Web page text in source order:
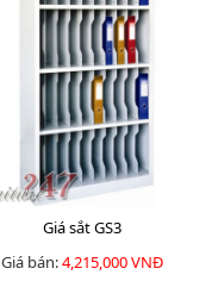
Giá sắt GS3
Giá bán:4,215,000 VNĐ